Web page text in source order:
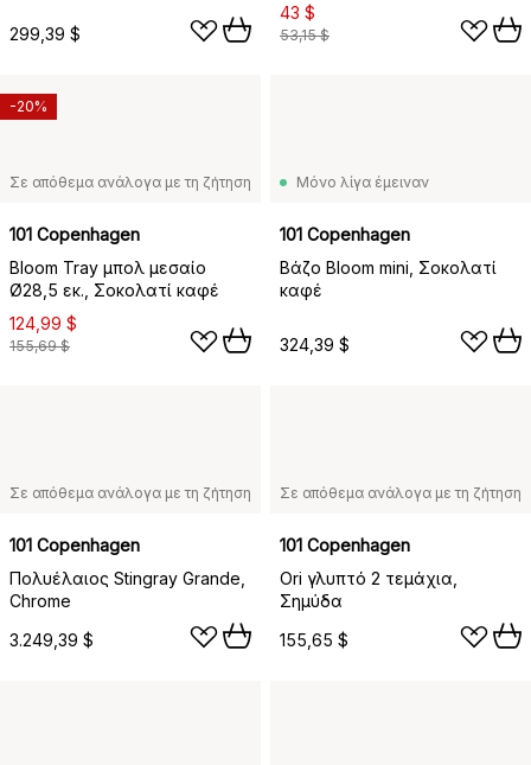
299,39 $
43 $
53,15 $
Σε απόθεμα ανάλογα με τη ζήτηση
101 Copenhagen
Bloom Tray μπολ μεσαίο
Ø28,5 εκ., Σοκολατί καφέ
124,99 $
155,69 $
-20%
Μόνο λίγα έμειναν
101 Copenhagen
Βάζο Bloom mini, Σοκολατί
καφέ
324,39 $
Σε απόθεμα ανάλογα με τη ζήτηση
101 Copenhagen
Πολυέλαιος Stingray Grande,
Chrome
3.249,39 $
Σε απόθεμα ανάλογα με τη ζήτηση
101 Copenhagen
Ori γλυπτό 2 τεμάχια,
Σημύδα
155,65 $